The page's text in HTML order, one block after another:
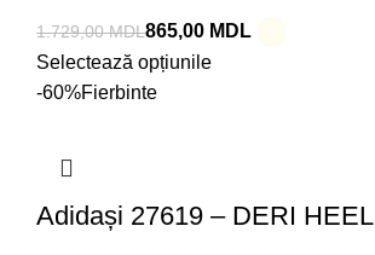
1.729,00MDL865,00 MDL
Selectează opțiunile
-60%Fierbinte
Adidași 27619 – DERI HEEL